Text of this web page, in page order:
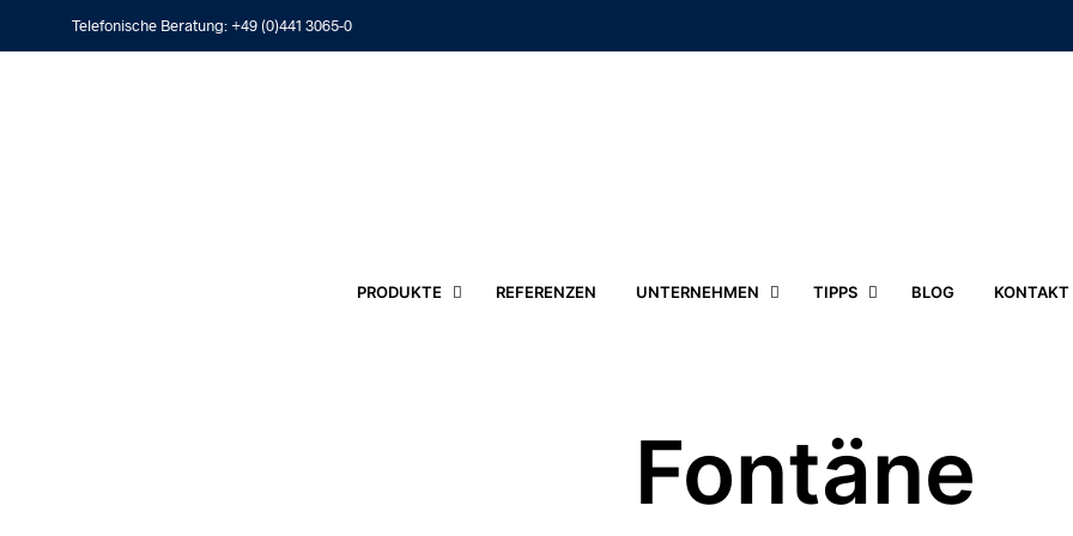
Telefonische Beratung: +49 (0)441 3065-0
PRODUKTE REFERENZEN UNTERNEHMEN TIPPS BLOG KONTAKT
Fontäne